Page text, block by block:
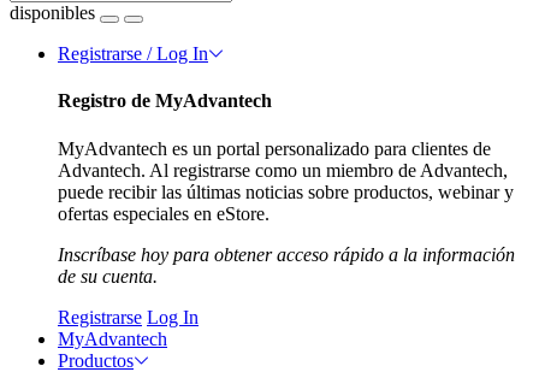
disponibles
Registrarse / Log In
Registro de MyAdvantech
MyAdvantech es un portal personalizado para clientes de
Advantech. Al registrarse como un miembro de Advantech,
puede recibir las últimas noticias sobre productos, webinar y
ofertas especiales en eStore.
Inscríbase hoy para obtener acceso rápido a la información
de su cuenta.
Registrarse Log In
MyAdvantech
Productos